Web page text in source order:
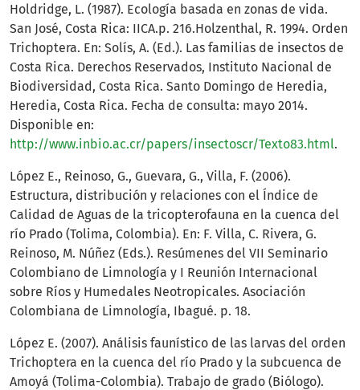
Holdridge, L. (1987). Ecología basada en zonas de vida.
San José, Costa Rica: IICA.p. 216.Holzenthal, R. 1994. Orden
Trichoptera. En: Solís, A. (Ed.). Las familias de insectos de
Costa Rica. Derechos Reservados, Instituto Nacional de
Biodiversidad, Costa Rica. Santo Domingo de Heredia,
Heredia, Costa Rica. Fecha de consulta: mayo 2014.
Disponible en:
http://www.inbio.ac.cr/papers/insectoscr/Texto83.html.
López E., Reinoso, G., Guevara, G., Villa, F. (2006).
Estructura, distribución y relaciones con el Índice de
Calidad de Aguas de la tricopterofauna en la cuenca del
río Prado (Tolima, Colombia). En: F. Villa, C. Rivera, G.
Reinoso, M. Núñez (Eds.). Resúmenes del VII Seminario
Colombiano de Limnología y I Reunión Internacional
sobre Ríos y Humedales Neotropicales. Asociación
Colombiana de Limnología, Ibagué. p. 18.
López E. (2007). Análisis faunístico de las larvas del orden
Trichoptera en la cuenca del río Prado y la subcuenca de
Amoyá (Tolima-Colombia). Trabajo de grado (Biólogo).